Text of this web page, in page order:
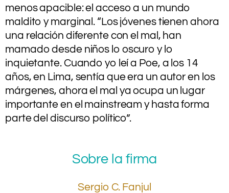
menos apacible: el acceso a un mundo
maldito y marginal. “Los jóvenes tienen ahora
una relación diferente con el mal, han
mamado desde niños lo oscuro y lo
inquietante. Cuando yo leí a Poe, a los 14
años, en Lima, sentía que era un autor en los
márgenes, ahora el mal ya ocupa un lugar
importante en el mainstream y hasta forma
parte del discurso político”.
Sobre la firma
Sergio C. Fanjul